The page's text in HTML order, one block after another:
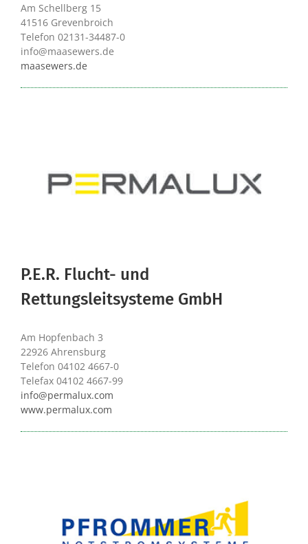
Am Schellberg 15
41516 Grevenbroich
Telefon 02131-34487-0
info@maasewers.de
maasewers.de
P.E.R. Flucht- und
Rettungsleitsysteme GmbH
Am Hopfenbach 3
22926 Ahrensburg
Telefon 04102 4667-0
Telefax 04102 4667-99
info@permalux.com
www.permalux.com